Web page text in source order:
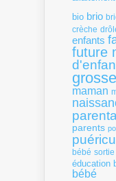
bio brio
crèche
enfants
future
maman
parents
bébé sortie
éducation
bébé